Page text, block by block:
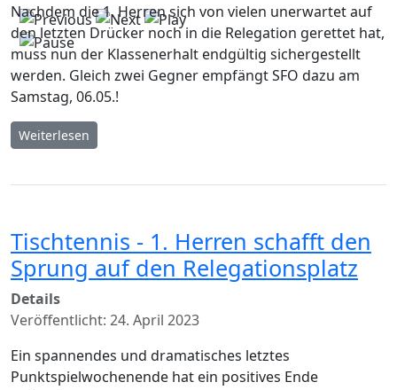
Nachdem die 1. Herren sich von vielen unerwartet auf
den letzten Drücker noch in die Relegation gerettet hat,
muss nun der Klassenerhalt endgültig sichergestellt
werden. Gleich zwei Gegner empfängt SFO dazu am
Samstag, 06.05.!
Weiterlesen
Tischtennis - 1. Herren schafft den
Sprung auf den Relegationsplatz
Details
Veröffentlicht: 24. April 2023
Ein spannendes und dramatisches letztes
Punktspielwochenende hat ein positives Ende